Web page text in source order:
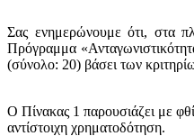
Σας ενημερώνουμε ότι, στα
Πρόγραμμα
(σύνολο: 20) βάσει των
Ο Πίνακας 1 παρουσιάζει με
αντίστοιχη χρηματοδότηση.